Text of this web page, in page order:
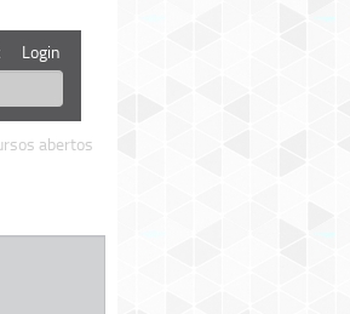
Login
abertos